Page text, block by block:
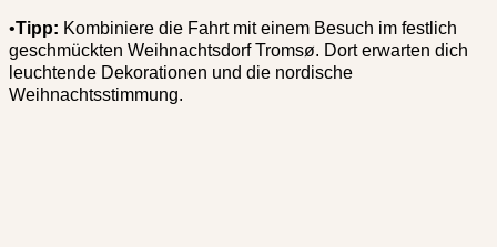
•Tipp: Kombiniere die Fahrt mit einem Besuch im festlich
geschmückten Weihnachtsdorf Tromsø. Dort erwarten dich
leuchtende Dekorationen und die nordische
Weihnachtsstimmung.